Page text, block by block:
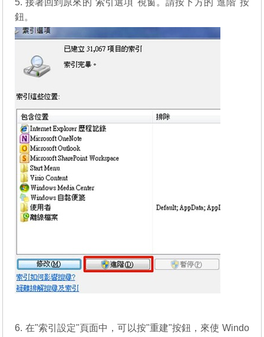
5. 接著回到原來的"索引選項"視窗。請按下方的"進階"按
鈕。
6. 在"索引設定"頁面中，可以按"重建"按鈕，來使 Windo